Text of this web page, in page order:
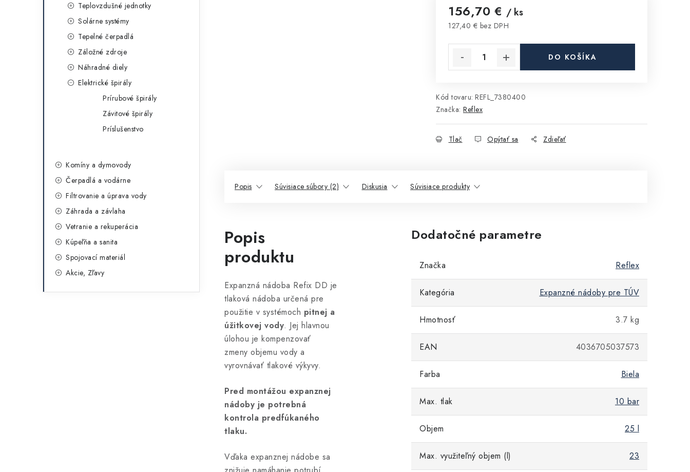
Teplovzdušné jednotky
Solárne systémy
Tepelné čerpadlá
Záložné zdroje
Náhradné diely
Elektrické špirály
Prírubové špirály
Závitové špirály
Príslušenstvo
Komíny a dymovody
Čerpadlá a vodárne
Filtrovanie a úprava vody
Záhrada a závlaha
Vetranie a rekuperácia
Kúpeľňa a sanita
Spojovací materiál
Akcie, Zľavy
156,70 € / ks
127,40 € bez DPH
DO KOŠÍKA
Kód tovaru: REFL_7380400
Značka: Reflex
Tlač Opýtať sa Zdieľať
Popis Súvisiace súbory (2) Diskusia Súvisiace produkty
Popis
produktu
Expanzná nádoba Refix DD je
tlaková nádoba určená pre
použitie v systémoch pitnej a
úžitkovej vody. Jej hlavnou
úlohou je kompenzovať
zmeny objemu vody a
vyrovnávať tlakové výkyvy.
Pred montážou expanznej
nádoby je potrebná
kontrola predfúkaného
tlaku.
Vďaka expanznej nádobe sa
Dodatočné parametre
Značka Reflex
Kategória Expanzné nádoby pre TÚV
Hmotnosť 3.7 kg
EAN 4036705037573
Farba Biela
Max. tlak 10 bar
Objem 25 l
Max. využiteľný objem (l) 23